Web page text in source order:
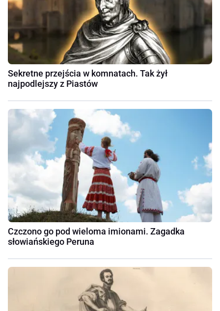
Sekretne przejścia w komnatach. Tak żył
najpodlejszy z Piastów
Czczono go pod wieloma imionami. Zagadka
słowiańskiego Peruna